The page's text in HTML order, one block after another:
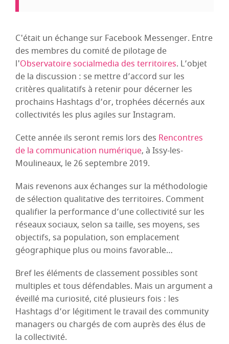
C'était un échange sur Facebook Messenger. Entre
des membres du comité de pilotage de
l'Observatoire socialmedia des territoires. L’objet
de la discussion : se mettre d’accord sur les
critères qualitatifs à retenir pour décerner les
prochains Hashtags d’or, trophées décernés aux
collectivités les plus agiles sur Instagram.
Cette année ils seront remis lors des Rencontres
de la communication numérique, à Issy-les-
Moulineaux, le 26 septembre 2019.
Mais revenons aux échanges sur la méthodologie
de sélection qualitative des territoires. Comment
qualifier la performance d’une collectivité sur les
réseaux sociaux, selon sa taille, ses moyens, ses
objectifs, sa population, son emplacement
géographique plus ou moins favorable…
Bref les éléments de classement possibles sont
multiples et tous défendables. Mais un argument a
éveillé ma curiosité, cité plusieurs fois : les
Hashtags d’or légitiment le travail des community
managers ou chargés de com auprès des élus de
la collectivité.